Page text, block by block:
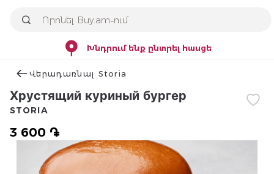
Խնդրում ենք ընտրել հասցե
Վերադառնալ Storia
Хрустящий куриный бургер
3 600 ֏
STORIA